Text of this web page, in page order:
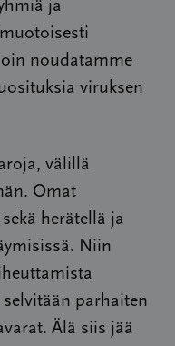
ja
noudatamme
viruksen
välillä
Omat
herätellä ja
Niin
parhaiten
Älä siis jää